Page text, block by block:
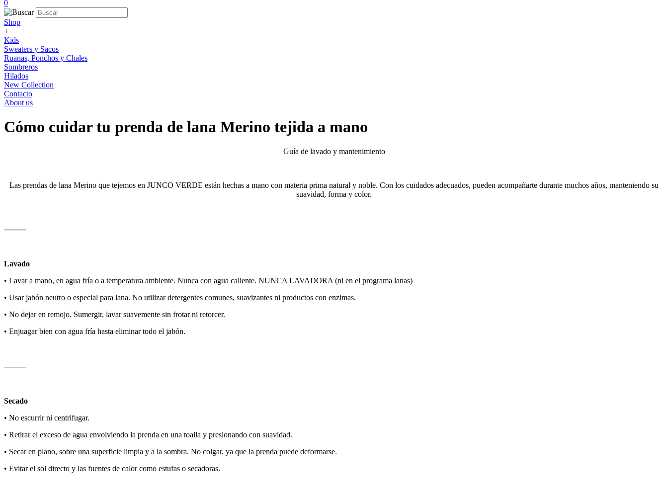
0
Shop
+
Kids
Sweaters y Sacos
Ruanas, Ponchos y Chales
Sombreros
Hilados
New Collection
Contacto
About us
Cómo cuidar tu prenda de lana Merino tejida a mano
Guía de lavado y mantenimiento
Las prendas de lana Merino que tejemos en JUNCO VERDE están hechas a mano con materia prima natural y noble. Con los cuidados adecuados, pueden acompañarte durante muchos años, manteniendo su
suavidad, forma y color.
⸻
Lavado
• Lavar a mano, en agua fría o a temperatura ambiente. Nunca con agua caliente. NUNCA LAVADORA (ni en el programa lanas)
• Usar jabón neutro o especial para lana. No utilizar detergentes comunes, suavizantes ni productos con enzimas.
• No dejar en remojo. Sumergir, lavar suavemente sin frotar ni retorcer.
• Enjuagar bien con agua fría hasta eliminar todo el jabón.
⸻
Secado
• No escurrir ni centrifugar.
• Retirar el exceso de agua envolviendo la prenda en una toalla y presionando con suavidad.
• Secar en plano, sobre una superficie limpia y a la sombra. No colgar, ya que la prenda puede deformarse.
• Evitar el sol directo y las fuentes de calor como estufas o secadoras.